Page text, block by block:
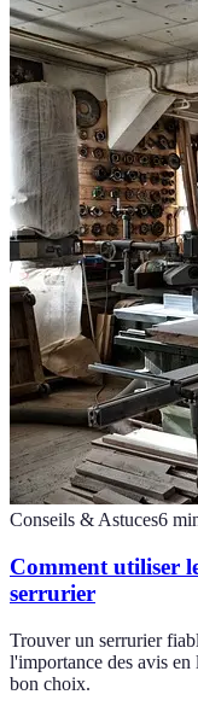
Conseils & Astuces6
Comment utiliser
serrurier
Trouver un serrurier
l'importance des avis
bon choix.